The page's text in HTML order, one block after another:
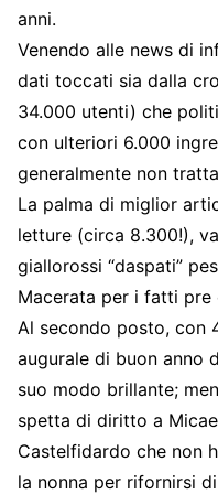
anni.
Venendo alle news di
dati toccati sia dalla
34.000 utenti) che
con ulteriori 6.000
generalmente non
La palma di miglior
letture (circa 8.300!),
giallorossi “daspati”
Macerata per i fatti
Al secondo posto, con
augurale di buon anno
suo modo brillante;
spetta di diritto a
Castelfidardo che non
la nonna per rifornirsi